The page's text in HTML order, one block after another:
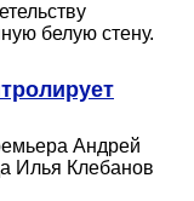
белую стену.
Андрей
Илья Клебанов